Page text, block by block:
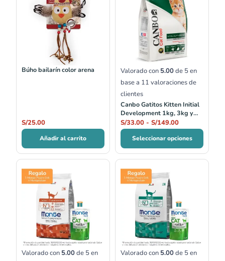
Búho bailarín color arena
S/25.00
Añadir al carrito
Valorado con 5.00de 5 en
base a 11 valoraciones de
clientes
Canbo Gatitos Kitten Initial
Development 1kg, 3kg y
7kg
S/33.00 - S/149.00
precios:
desde
S/33.00
hasta
S/149.00
Seleccionar opciones
Valorado con 5.00de 5 en
Valorado con 5.00de 5 en
desde
S/22.00
hasta
S/65.00